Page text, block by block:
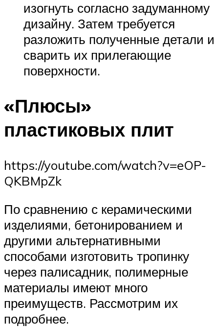
изогнуть согласно задуманному
дизайну. Затем требуется
разложить полученные детали и
сварить их прилегающие
поверхности.
«Плюсы»
пластиковых плит
https://youtube.com/watch?v=eOP-
QKBMpZk
По сравнению с керамическими
изделиями, бетонированием и
другими альтернативными
способами изготовить тропинку
через палисадник, полимерные
материалы имеют много
преимуществ. Рассмотрим их
подробнее.